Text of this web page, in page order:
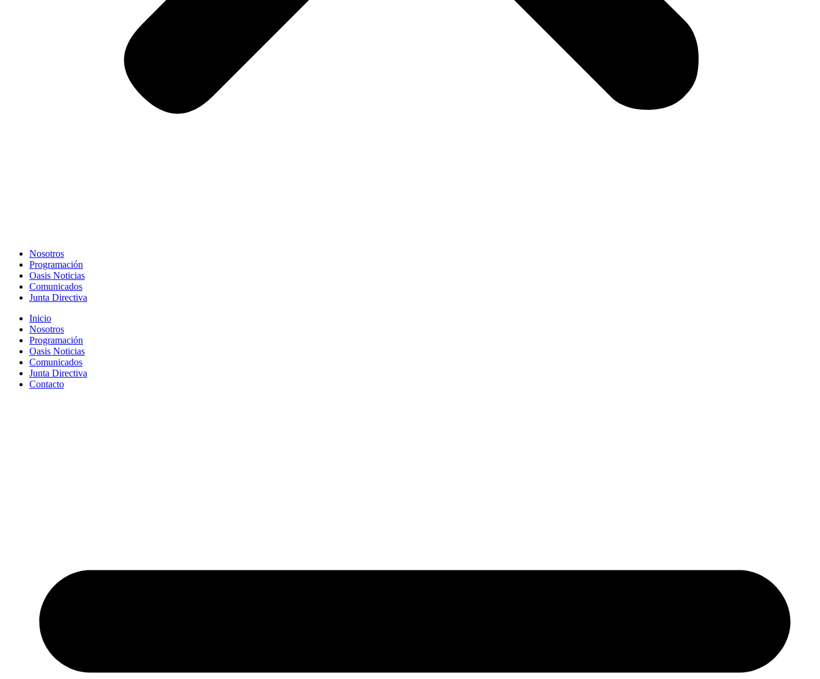
Nosotros
Programación
Oasis Noticias
Comunicados
Junta Directiva
Inicio
Nosotros
Programación
Oasis Noticias
Comunicados
Junta Directiva
Contacto